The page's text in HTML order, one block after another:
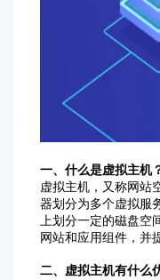
一、 什么是虚拟主机
虚拟主机，又称网站
器划分为多个虚拟服
上划分一定的磁盘
网站和应用组件，并
二、虚拟主机有什么